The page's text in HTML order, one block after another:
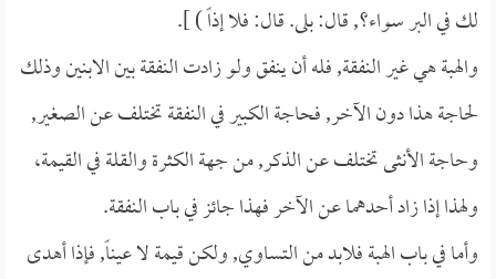
لك في البر سواء؟, قال: بلى. قال: فلا إذاً ) ].
والهبة هي غير النفقة, فله أن ينفق ولو زادت النفقة بين الابنين وذلك
لحاجة هذا دون الآخر, فحاجة الكبير في النفقة تختلف عن الصغير,
وحاجة الأنثى تختلف عن الذكر, من جهة الكثرة والقلة في القيمة،
ولهذا إذا زاد أحدهما عن الآخر فهذا جائز في باب النفقة.
وأما في باب الهبة فلابد من التساوي, ولكن قيمة لا عيناً, فإذا أهدى